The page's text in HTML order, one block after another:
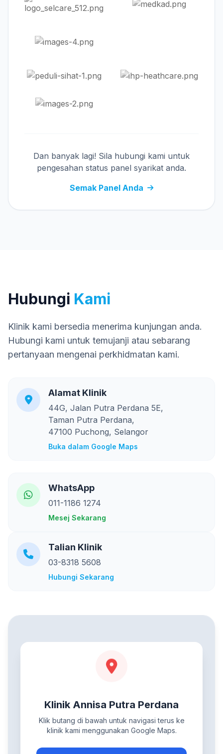
Dan banyak lagi! Sila hubungi kami untuk
pengesahan status panel syarikat anda.
Semak Panel Anda
Hubungi Kami
Klinik kami bersedia menerima kunjungan anda.
Hubungi kami untuk temujanji atau sebarang
pertanyaan mengenai perkhidmatan kami.
Alamat Klinik
44G, Jalan Putra Perdana 5E,
Taman Putra Perdana,
47100 Puchong, Selangor
Buka dalam Google Maps
WhatsApp
011-1186 1274
Mesej Sekarang
Talian Klinik
03-8318 5608
Hubungi Sekarang
Klinik Annisa Putra Perdana
Klik butang di bawah untuk navigasi terus ke
klinik kami menggunakan Google Maps.